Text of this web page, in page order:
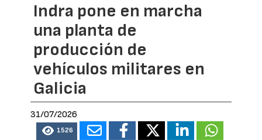
Indra pone en marcha
una planta de
producción de
vehículos militares en
Galicia
31/07/2026
1526